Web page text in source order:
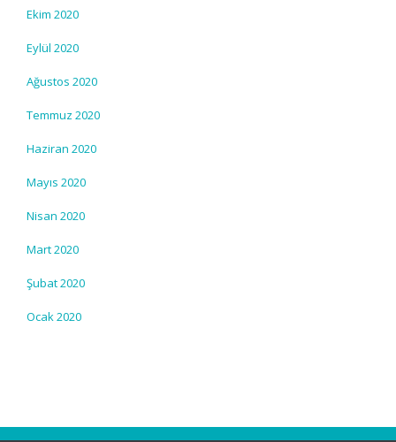
Ekim 2020
Eylül 2020
Ağustos 2020
Temmuz 2020
Haziran 2020
Mayıs 2020
Nisan 2020
Mart 2020
Şubat 2020
Ocak 2020